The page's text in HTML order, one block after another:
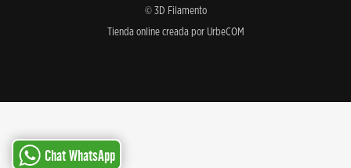
© 3D Filamento
Tienda online creada por UrbeCOM
Chat WhatsApp